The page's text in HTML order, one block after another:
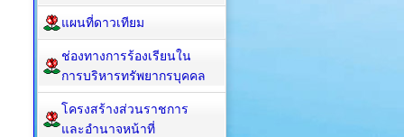
แผนที่ดาวเทียม
ช่องทางการร้องเรียนใน
การบริหารทรัพยากรบุคคล
โครงสร้างส่วนราชการ
และอำนาจหน้าที่